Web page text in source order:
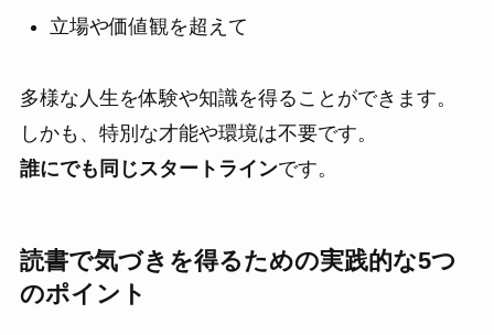
立場や価値観を超えて
多様な人生を体験や知識を得ることができます。
しかも、特別な才能や環境は不要です。
誰にでも同じスタートラインです。
読書で気づきを得るための実践的な5つ
のポイント